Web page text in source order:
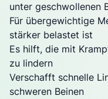
unter geschwollenen
Für übergewichtige
stärker belastet ist
Es hilft, die mit
zu lindern
Verschafft schnelle
schweren Beinen